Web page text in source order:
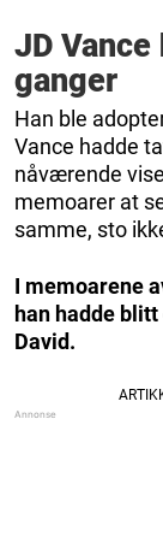
JD
ganger
Han ble
Vance hadde
nåværende
memoarer at
samme, sto
I memoarene
han hadde
David.